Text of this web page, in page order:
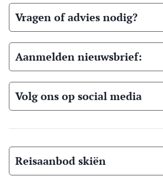
Vragen of advies nodig?
Aanmelden nieuwsbrief:
Volg ons op social media
Reisaanbod skiën